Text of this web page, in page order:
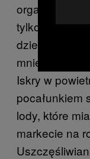
orgazmu –
tylko
dzielona z
mnie
Iskry w
pocałunkiem
lody, które
markecie na